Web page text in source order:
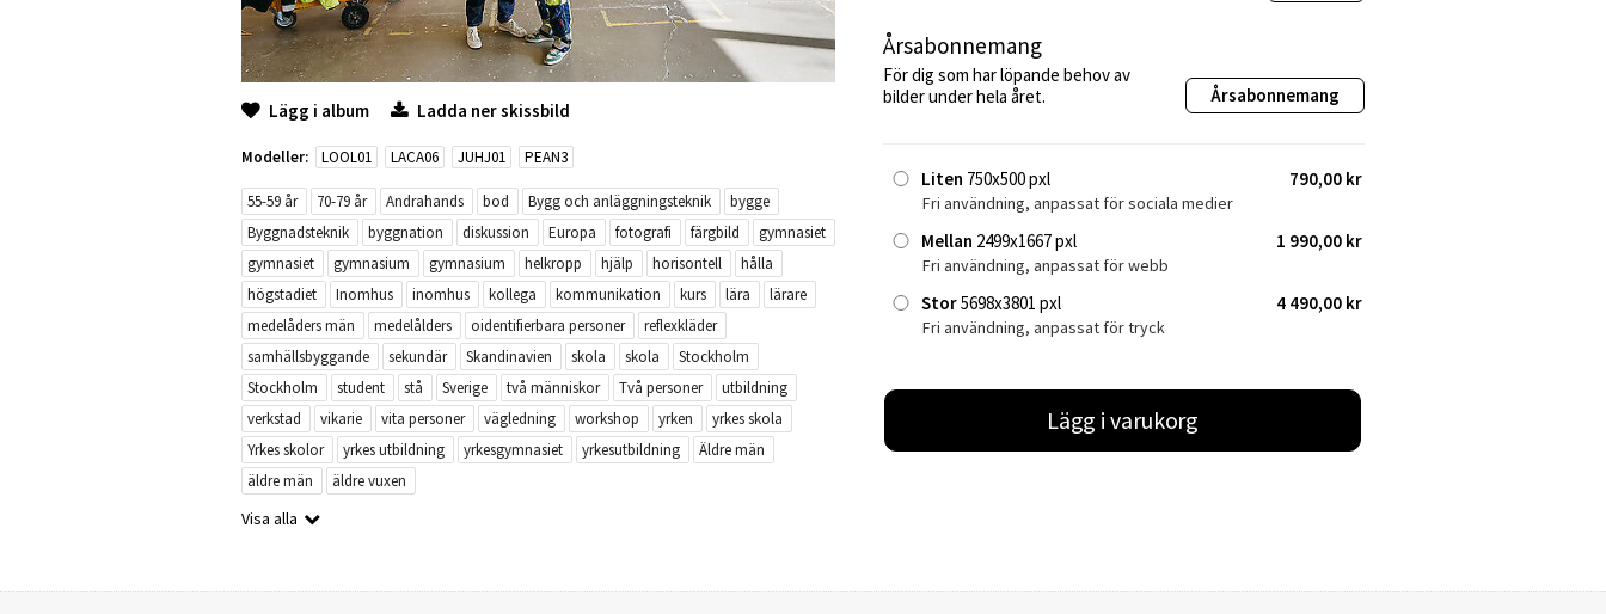
Lägg i album Ladda ner skissbild
Modeller: LOOL01 LACA06 JUHJ01 PEAN3
55-59 år 70-79 år Andrahands bod Bygg och anläggningsteknik
bygge
Byggnadsteknik
byggnation diskussion Europa fotografi färgbild
gymnasiet
gymnasiet
gymnasium gymnasium helkropp hjälp horisontell
hålla
högstadiet
Inomhus inomhus kollega kommunikation kurs lära
lärare
medelåders män
medelålders oidentifierbara personer
reflexkläder
samhällsbyggande
sekundär Skandinavien skola skola
Stockholm
Stockholm
student stå Sverige två människor Två personer
utbildning
verkstad
vikarie vita personer vägledning workshop yrken
yrkes skola
Yrkes skolor
yrkes utbildning yrkesgymnasiet yrkesutbildning
Äldre män
äldre män
äldre vuxen
Visa alla
Årsabonnemang
För dig som har löpande behov av
bilder under hela året.
Årsabonnemang
Liten 750x500 pxl 790,00 kr
Fri användning, anpassat för sociala medier
Mellan 2499x1667 pxl 1 990,00 kr
Fri användning, anpassat för webb
Stor5698x3801 pxl 4 490,00 kr
Fri användning, anpassat för tryck
Lägg i varukorg